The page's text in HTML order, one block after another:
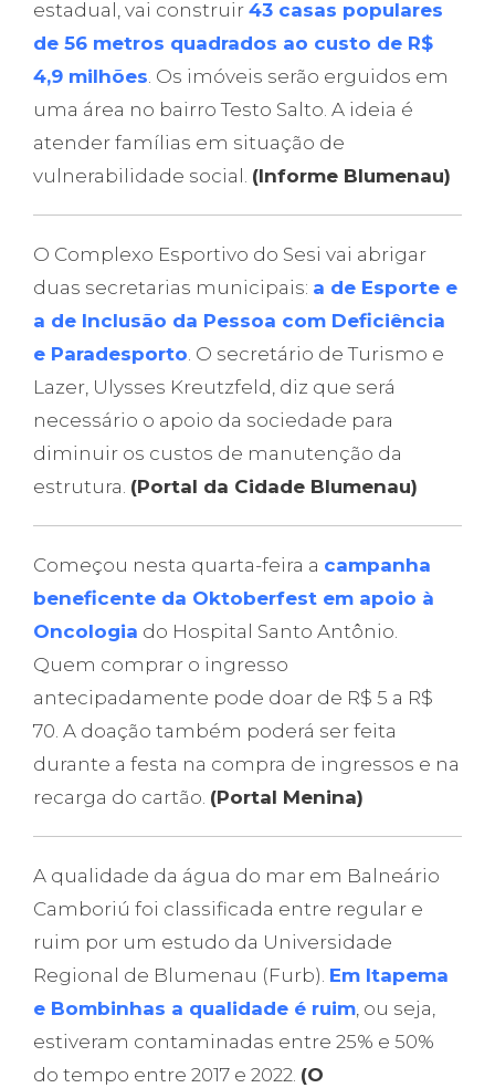
estadual, vai construir 43 casas populares
de 56 metros quadrados ao custo de R$
4,9 milhões. Os imóveis serão erguidos em
uma área no bairro Testo Salto. A ideia é
atender famílias em situação de
vulnerabilidade social. (Informe Blumenau)
O Complexo Esportivo do Sesi vai abrigar
duas secretarias municipais: a de Esporte e
a de Inclusão da Pessoa com Deficiência
e Paradesporto. O secretário de Turismo e
Lazer, Ulysses Kreutzfeld, diz que será
necessário o apoio da sociedade para
diminuir os custos de manutenção da
estrutura. (Portal da Cidade Blumenau)
Começou nesta quarta-feira a campanha
beneficente da Oktoberfest em apoio à
Oncologia do Hospital Santo Antônio.
Quem comprar o ingresso
antecipadamente pode doar de R$ 5 a R$
70. A doação também poderá ser feita
durante a festa na compra de ingressos e na
recarga do cartão. (Portal Menina)
A qualidade da água do mar em Balneário
Camboriú foi classificada entre regular e
ruim por um estudo da Universidade
Regional de Blumenau (Furb). Em Itapema
e Bombinhas a qualidade é ruim, ou seja,
estiveram contaminadas entre 25% e 50%
do tempo entre 2017 e 2022. (O